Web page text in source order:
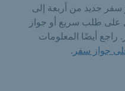
جديد من أربعة إلى
على طلب سريع أو جواز
أيضًا المعلومات
جواز سفر .